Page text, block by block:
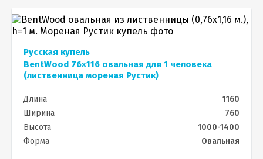
Русская купель
BentWood 76х116 овальная для 1 человека
(лиственница мореная Рустик)
Длина
1160
Ширина
760
Высота
1000-1400
Форма
Овальная